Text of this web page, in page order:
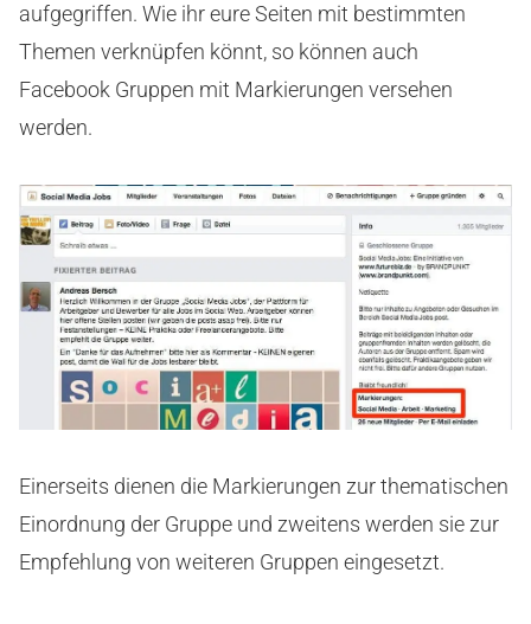
aufgegriffen. Wie ihr eure Seiten mit bestimmten
Themen verknüpfen könnt, so können auch
Facebook Gruppen mit Markierungen versehen
werden.
Einerseits dienen die Markierungen zur thematischen
Einordnung der Gruppe und zweitens werden sie zur
Empfehlung von weiteren Gruppen eingesetzt.